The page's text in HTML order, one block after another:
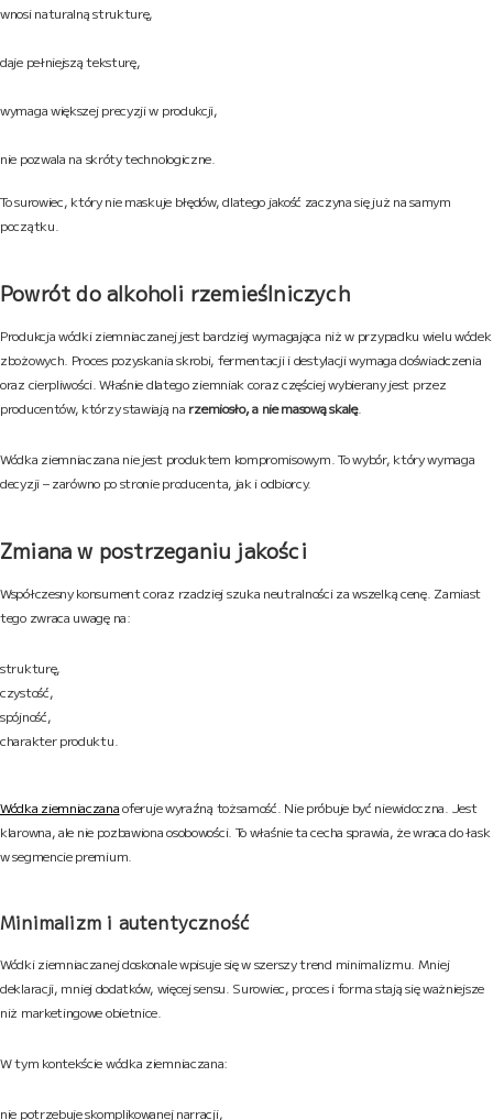
wnosi naturalną strukturę,
daje pełniejszą teksturę,
wymaga większej precyzji w produkcji,
nie pozwala na skróty technologiczne.
To surowiec, który nie maskuje błędów, dlatego jakość zaczyna się już na samym
początku.
Powrót do alkoholi rzemieślniczych
Produkcja wódki ziemniaczanej jest bardziej wymagająca niż w przypadku wielu wódek
zbożowych. Proces pozyskania skrobi, fermentacji i destylacji wymaga doświadczenia
oraz cierpliwości. Właśnie dlatego ziemniak coraz częściej wybierany jest przez
producentów, którzy stawiają na rzemiosło, a nie masową skalę.
Wódka ziemniaczana nie jest produktem kompromisowym. To wybór, który wymaga
decyzji – zarówno po stronie producenta, jak i odbiorcy.
Zmiana w postrzeganiu jakości
Współczesny konsument coraz rzadziej szuka neutralności za wszelką cenę. Zamiast
tego zwraca uwagę na:
strukturę,
czystość,
spójność,
charakter produktu.
Wódka ziemniaczanaoferuje wyraźną tożsamość. Nie próbuje być niewidoczna. Jest
klarowna, ale nie pozbawiona osobowości. To właśnie ta cecha sprawia, że wraca do łask
w segmencie premium.
Minimalizm i autentyczność
Wódki ziemniaczanej doskonale wpisuje się w szerszy trend minimalizmu. Mniej
deklaracji, mniej dodatków, więcej sensu. Surowiec, proces i forma stają się ważniejsze
niż marketingowe obietnice.
W tym kontekście wódka ziemniaczana:
nie potrzebuje skomplikowanej narracji,